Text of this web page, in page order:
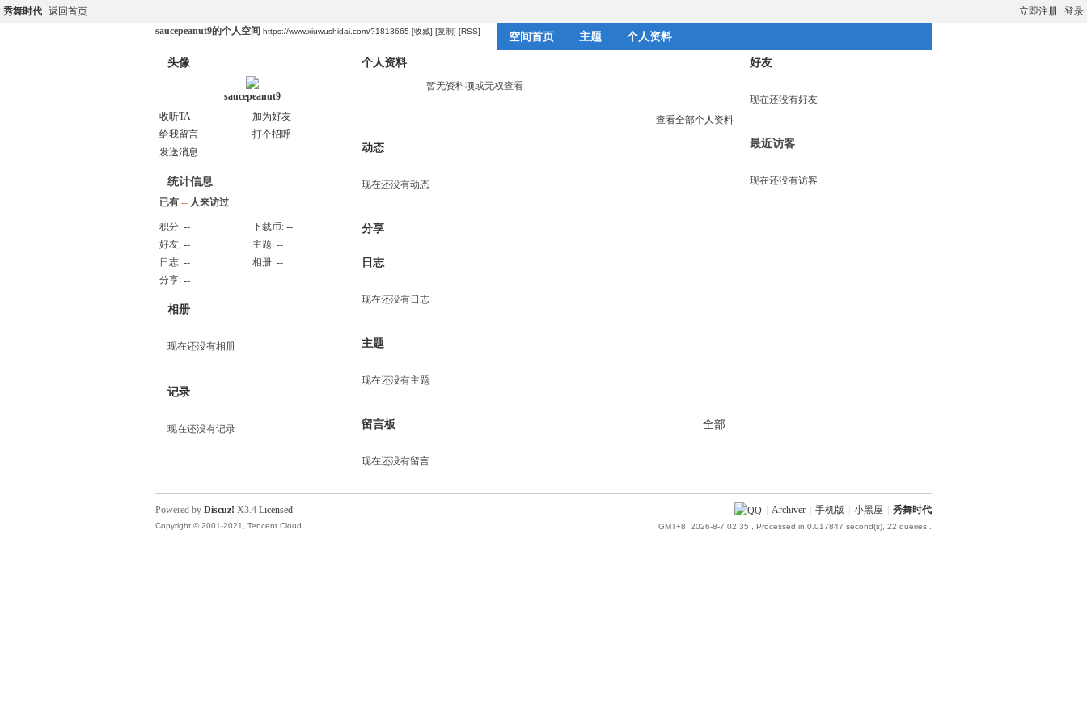
立即注册 登录
秀舞时代 返回首页
saucepeanut9的个人空间 https://www.xiuwushidai.com/?1813665 [收藏] [复制] [RSS] 空间首页 主题 个人资料
头像
saucepeanut9
收听TA
加为好友
给我留言
打个招呼
发送消息
统计信息
已有 -- 人来访过
积分: -- 下载币: --
好友: -- 主题: --
日志: -- 相册: --
分享: --
相册
现在还没有相册
记录
现在还没有记录
个人资料
暂无资料项或无权查看
查看全部个人资料
动态
现在还没有动态
分享
日志
现在还没有日志
主题
现在还没有主题
留言板 全部
现在还没有留言
好友
现在还没有好友
最近访客
现在还没有访客
Archiver 手机版 小黑屋 秀舞时代
GMT+8, 2026-8-7 02:35 , Processed in 0.017847 second(s), 22 queries .
Powered by Discuz! X3.4 Licensed
Copyright © 2001-2021, Tencent Cloud.